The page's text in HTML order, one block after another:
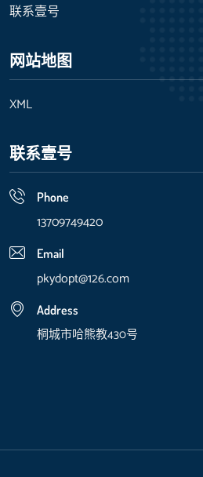
联系壹号
网站地图
XML
联系壹号
Phone
13709749420
Email
pkydopt@126.com
Address
桐城市哈熊教430号